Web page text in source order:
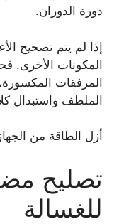
دورة الدوران.
إذا لم يتم تصحيح
المكونات الأخرى.
المرفقات
الملطف واستبدال
أزل الطاقة من
تصليح
للغسالة